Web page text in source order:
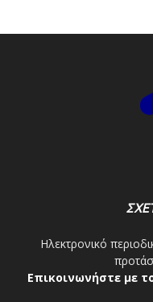
Ηλεκτρονικό
Επικοινωνήστε με